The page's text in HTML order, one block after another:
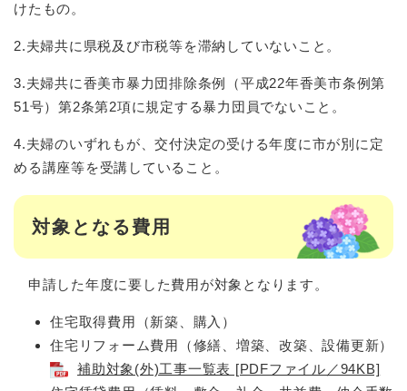
けたもの。
2.夫婦共に県税及び市税等を滞納していないこと。
3.夫婦共に香美市暴力団排除条例（平成22年香美市条例第
51号）第2条第2項に規定する暴力団員でないこと。
4.夫婦のいずれもが、交付決定の受ける年度に市が別に定
める講座等を受講していること。
対象となる費用
申請した年度に要した費用が対象となります。
住宅取得費用（新築、購入）
住宅リフォーム費用（修繕、増築、改築、設備更新）
補助対象(外)工事一覧表 [PDFファイル／94KB]